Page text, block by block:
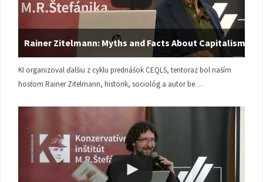
Rainer Zitelmann: Myths and Facts About Capitalism
KI organizoval ďalšiu z cyklu prednášok CEQLS, tentoraz bol naším
hosťom Rainer Zitelmann, historik, sociológ a autor be…